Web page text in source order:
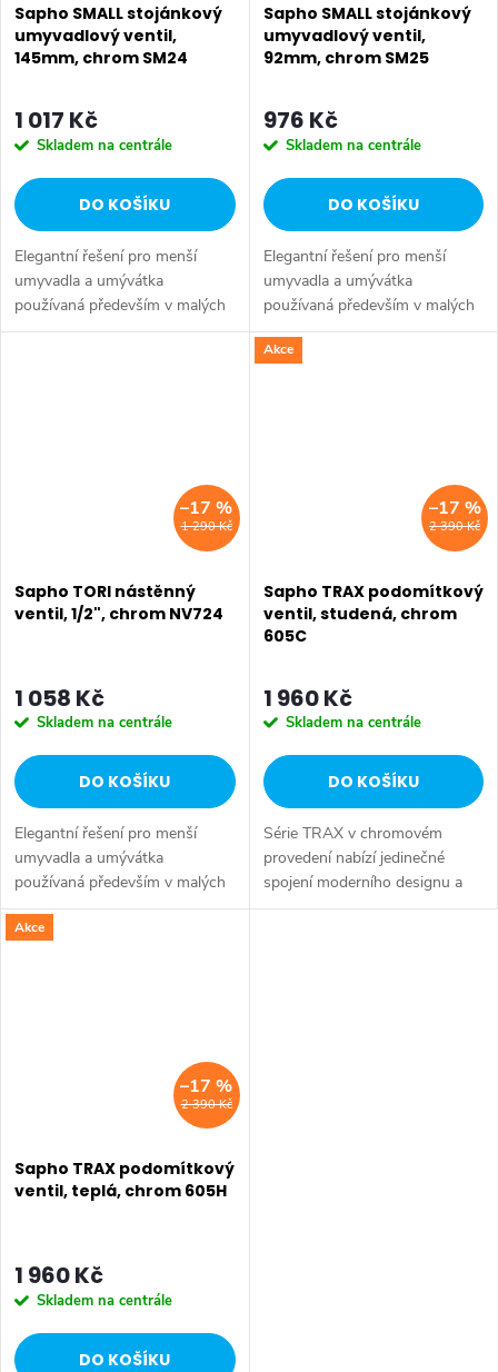
Sapho SMALL stojánkový
umyvadlový ventil,
145mm, chrom SM24
1 017 Kč
Skladem na centrále
DO KOŠÍKU
Elegantní řešení pro menší
umyvadla a umývátka
používaná především v malých
koupelnách anebo v
Sapho SMALL stojánkový
umyvadlový ventil,
92mm, chrom SM25
976 Kč
Skladem na centrále
DO KOŠÍKU
Elegantní řešení pro menší
umyvadla a umývátka
používaná především v malých
koupelnách anebo v
místnostech s WC. I stísněné
1 290 Kč
–17 %
Sapho TORI nástěnný
ventil, 1/2", chrom NV724
1 058 Kč
Skladem na centrále
DO KOŠÍKU
Elegantní řešení pro menší
umyvadla a umývátka
používaná především v malých
koupelnách anebo v
místnostech s WC. I stísněné
Akce
2 390 Kč
–17 %
Sapho TRAX podomítkový
ventil, studená, chrom
605C
1 960 Kč
Skladem na centrále
DO KOŠÍKU
Série TRAX v chromovém
provedení nabízí jedinečné
spojení moderního designu a
nadčasového stylu díky
Akce
2 390 Kč
–17 %
Sapho TRAX podomítkový
ventil, teplá, chrom 605H
1 960 Kč
Skladem na centrále
DO KOŠÍKU